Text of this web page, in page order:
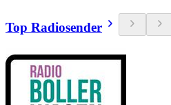
Top Radiosender